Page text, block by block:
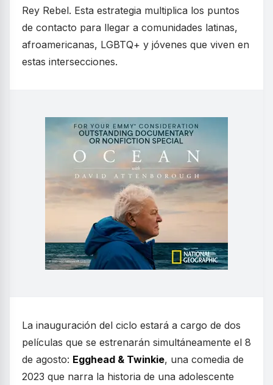
Rey Rebel. Esta estrategia multiplica los puntos
de contacto para llegar a comunidades latinas,
afroamericanas, LGBTQ+ y jóvenes que viven en
estas intersecciones.
La inauguración del ciclo estará a cargo de dos
películas que se estrenarán simultáneamente el 8
de agosto: Egghead & Twinkie, una comedia de
2023 que narra la historia de una adolescente